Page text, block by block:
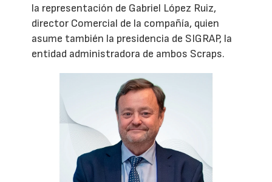
la representación de Gabriel López Ruiz,
director Comercial de la compañía, quien
asume también la presidencia de SIGRAP, la
entidad administradora de ambos Scraps.